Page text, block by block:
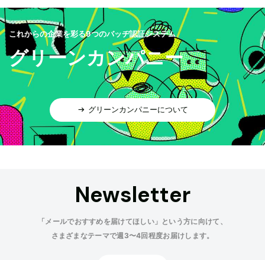
これからの企業を彩る9つのバッヂ認証システム
グリーンカンパニー
グリーンカンパニーについて
Newsletter
「メールでおすすめを届けてほしい」という方に向けて、
さまざまなテーマで週3〜4回程度お届けします。